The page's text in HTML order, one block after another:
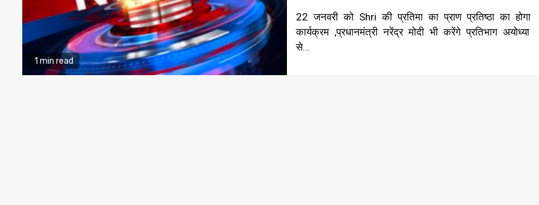
1 min read
22 जनवरी को Shri की प्रतिमा का प्राण प्रतिष्ठा का होगा
कार्यक्रम ,प्रधानमंत्री नरेंद्र मोदी भी करेंगे प्रतिभाग अयोध्या
से...